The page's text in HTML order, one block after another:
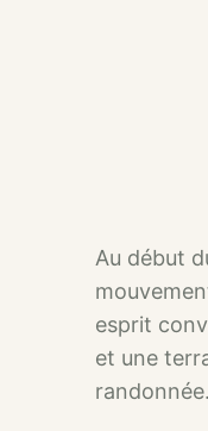
Au début
esprit
et une
randonnée.